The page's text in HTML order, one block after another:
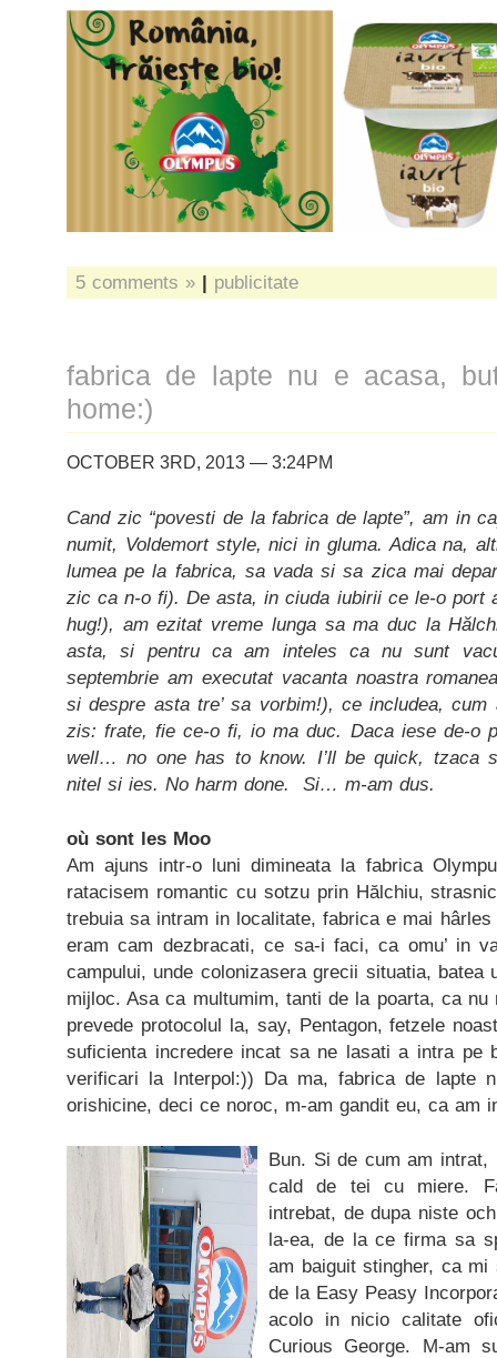
5 comments » | publicitate
fabrica de lapte nu e acasa,
home:)
OCTOBER 3RD, 2013 — 3:24PM
Cand zic “povesti de la fabrica de lapte”, am in
numit, Voldemort style, nici in gluma. Adica na,
lumea pe la fabrica, sa vada si sa zica mai
zic ca n-o fi). De asta, in ciuda iubirii ce le-o port
hug!), am ezitat vreme lunga sa ma duc la
asta, si pentru ca am inteles ca nu sunt
septembrie am executat vacanta noastra
si despre asta tre’ sa vorbim!), ce includea,
zis: frate, fie ce-o fi, io ma duc. Daca iese de-o
well… no one has to know. I’ll be quick, tzaca
nitel si ies. No harm done. Si… m-am dus.
où sont les Moo
Am ajuns intr-o luni dimineata la fabrica
ratacisem romantic cu sotzu prin Hălchiu,
trebuia sa intram in localitate, fabrica e mai
eram cam dezbracati, ce sa-i faci, ca omu’ in
campului, unde colonizasera grecii situatia,
mijloc. Asa ca multumim, tanti de la poarta, ca
prevede protocolul la, say, Pentagon, fetzele
suficienta incredere incat sa ne lasati a intra pe
verificari la Interpol:)) Da ma, fabrica de lapte
orishicine, deci ce noroc, m-am gandit eu, ca am
Bun. Si de cum am
cald de tei cu miere.
intrebat, de dupa niste
la-ea, de la ce firma sa
am baiguit stingher, ca
de la Easy Peasy
acolo in nicio calitate
Curious George. M-am